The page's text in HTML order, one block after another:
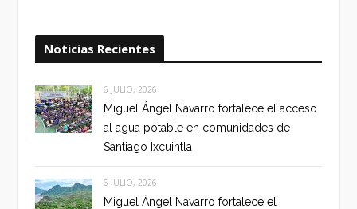
Noticias Recientes
6 JULIO, 2026
Miguel Ángel Navarro fortalece el acceso
al agua potable en comunidades de
Santiago Ixcuintla
6 JULIO, 2026
Miguel Ángel Navarro fortalece el